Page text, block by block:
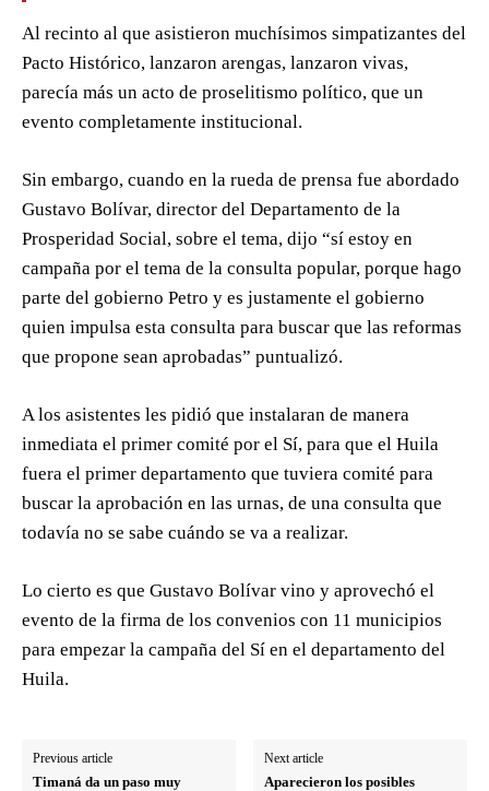
Al recinto al que asistieron muchísimos simpatizantes del
Pacto Histórico, lanzaron arengas, lanzaron vivas,
parecía más un acto de proselitismo político, que un
evento completamente institucional.
Sin embargo, cuando en la rueda de prensa fue abordado
Gustavo Bolívar, director del Departamento de la
Prosperidad Social, sobre el tema, dijo “sí estoy en
campaña por el tema de la consulta popular, porque hago
parte del gobierno Petro y es justamente el gobierno
quien impulsa esta consulta para buscar que las reformas
que propone sean aprobadas” puntualizó.
A los asistentes les pidió que instalaran de manera
inmediata el primer comité por el Sí, para que el Huila
fuera el primer departamento que tuviera comité para
buscar la aprobación en las urnas, de una consulta que
todavía no se sabe cuándo se va a realizar.
Lo cierto es que Gustavo Bolívar vino y aprovechó el
evento de la firma de los convenios con 11 municipios
para empezar la campaña del Sí en el departamento del
Huila.
Previous article
Timaná da un paso muy
Next article
Aparecieron los posibles